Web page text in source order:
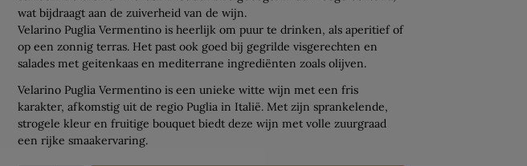
wat bijdraagt aan de zuiverheid van de wijn.
Velarino Puglia Vermentino is heerlijk om puur te drinken, als aperitief of
op een zonnig terras. Het past ook goed bij gegrilde visgerechten en
salades met geitenkaas en mediterrane ingrediënten zoals olijven.
Velarino Puglia Vermentino is een unieke witte wijn met een fris
karakter, afkomstig uit de regio Puglia in Italië. Met zijn sprankelende,
strogele kleur en fruitige bouquet biedt deze wijn met volle zuurgraad
een rijke smaakervaring.